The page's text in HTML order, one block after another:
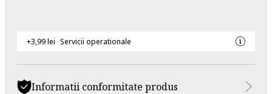
+3,99 lei Servicii operationale
Informatii conformitate produs